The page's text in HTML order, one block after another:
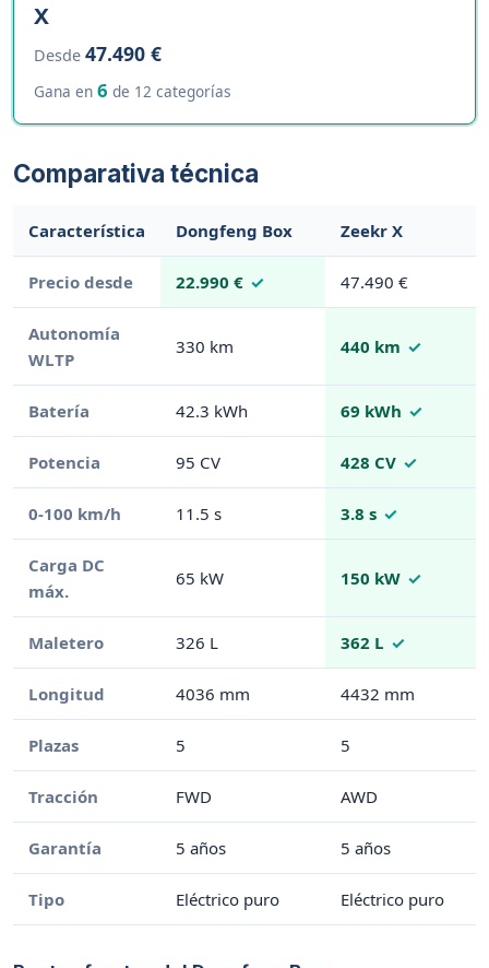
X
Desde 47.490 €
Gana en 6 de 12 categorías
Comparativa técnica
Característica Dongfeng Box Zeekr X
Precio desde 22.990 € 47.490 €
Autonomía
WLTP
330 km 440 km
Batería 42.3 kWh 69 kWh
Potencia 95 CV 428 CV
0-100 km/h 11.5 s 3.8 s
Carga DC
máx.
65 kW 150 kW
Maletero 326 L 362 L
Longitud 4036 mm 4432 mm
Plazas 5 5
Tracción FWD AWD
Garantía 5 años 5 años
Tipo Eléctrico puro Eléctrico puro